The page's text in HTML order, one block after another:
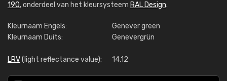
190, onderdeel van het kleursysteem RAL Design.
Kleurnaam Engels:
Genever green
Kleurnaam Duits:
Genevergrün
LRV(light reflectance value): 14,12